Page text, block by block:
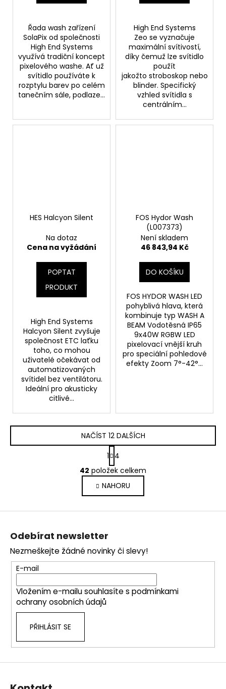
Řada wash zařízení
SolaPix od společnosti
High End Systems
využívá tradiční koncept
pixelového washe. Ať už
svítidlo používáte k
rozptylu barev po celém
tanečním sále, podlaze...
High End Systems
Zeo se vyznačuje
maximální svítivostí,
díky čemuž lze svítidlo
použít
jakožto stroboskop nebo
blinder. Specifický
vzhled svítidla s
centrálním...
HES Halcyon Silent
Na dotaz
Cena na vyžádání
POPTAT
PRODUKT
High End Systems
Halcyon Silent zvyšuje
společnost ETC laťku
toho, co mohou
uživatelé očekávat od
automatizovaných
svítidel bez ventilátoru.
Ideální pro akusticky
citlivé...
FOS Hydor Wash
(L007373)
Není skladem
46 843,94 Kč
DO KOŠÍKU
FOS HYDOR WASH LED
pohyblivá hlava, která
kombinuje typ WASH A
BEAM Vodotěsná IP65
9x40W RGBW LED
pixelovací vnější kruh
pro speciální pohledové
efekty Zoom 7°-42°...
O
v
l
á
d
p
r
v
k
y
u
NAČÍST 12 DALŠÍCH
S
t
r
á
n
k
1
4
42 položek celkem
NAHORU
Z
Odebírat newsletter
Nezmeškejte žádné novinky či slevy!
E-mail
Vložením e-mailu souhlasíte s podmínkami
ochrany osobních údajů
PŘIHLÁSIT SE